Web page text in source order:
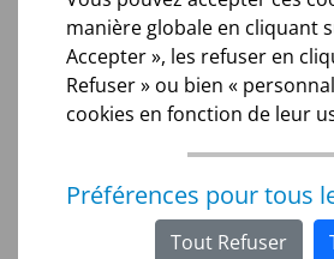
manière globale en cliquant
Accepter », les refuser en
Refuser » ou bien «
cookies en fonction de leur
Préférences pour tous
Tout Refuser
Vos données pourront
des fins statistiques. Vous
vous y opposer selon les
Quelles que soient vos données
vous nous communiquez, elles
vendues à des tiers et ne sont